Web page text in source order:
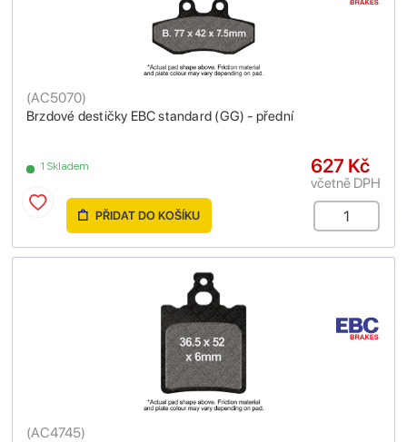
Brzdové destičky EBC standard (GG) - přední
(AC5070)
1 Skladem 627 Kč
včetně DPH
PŘIDAT DO KOŠÍKU
(AC4745)